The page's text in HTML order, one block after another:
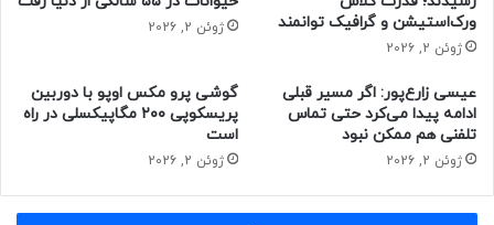
موردانتظاری است و احتمالاً پس از عرضه وارد فهرست بهترین
گوشی میان رده بازار خواهد شد.
حتما بخوانید :
بازار سیاه خریدوفروش آیفون ۱۵ در همه‌جا
داغ شده است
منبع : زومیت
ورک‌استیشن و گرافیک توانمند
ژوئن 2, 2026
ژوئن 2, 2026
عیسی زارع‌پور: اگر مسیر قبلی
ادامه پیدا می‌کرد حتی تماس
تلفنی هم ممکن نبود
ژوئن 2, 2026
گوشی پرو مکس اوپو با دوربین
پریسکوپی ۲۰۰ مگاپیکسلی در راه
است
ژوئن 2, 2026